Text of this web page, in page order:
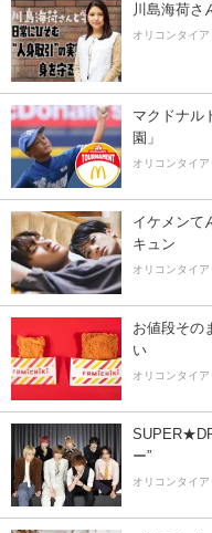
川島海荷さ
オリコンタイ
マクドナル
園」
オリコンタイ
イケメンて
キュン
オリコンタイ
お値段その
い
オリコンタイ
ー”
オリコンタイ